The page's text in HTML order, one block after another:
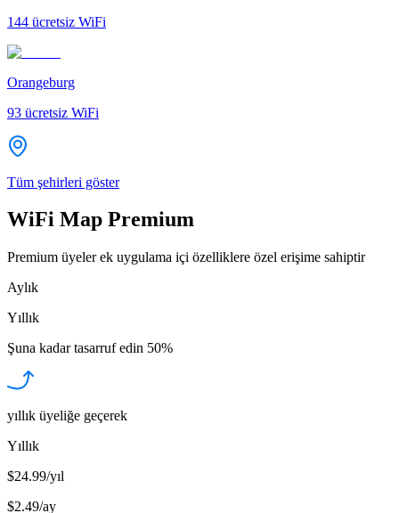
144 ücretsiz WiFi
Orangeburg
93 ücretsiz WiFi
Tüm şehirleri göster
WiFi Map Premium
Premium üyeler ek uygulama içi özelliklere özel erişime sahiptir
Aylık
Yıllık
Şuna kadar tasarruf edin 50%
yıllık üyeliğe geçerek
Yıllık
$24.99/yıl
$2.49/ay